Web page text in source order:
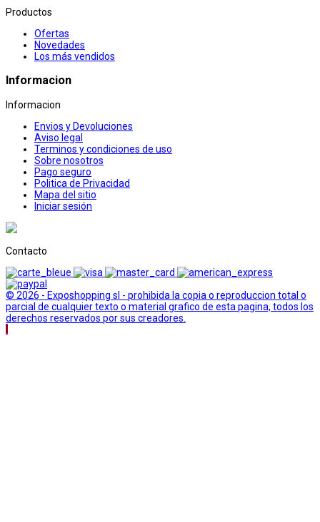
Productos
Ofertas
Novedades
Los más vendidos
Informacion
Informacion
Envios y Devoluciones
Aviso legal
Terminos y condiciones de uso
Sobre nosotros
Pago seguro
Politica de Privacidad
Mapa del sitio
Iniciar sesión
Contacto
© 2026 - Exposhopping sl - prohibida la copia o reproduccion total o
parcial de cualquier texto o material grafico de esta pagina, todos los
derechos reservados por sus creadores.